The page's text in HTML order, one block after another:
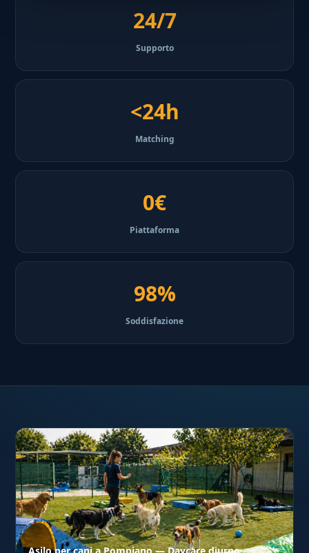
24/7
Supporto
<24h
Matching
0€
Piattaforma
98%
Soddisfazione